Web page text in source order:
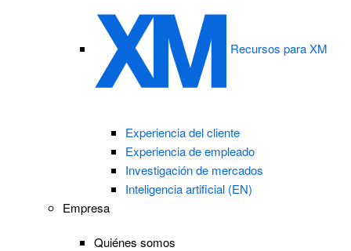
Recursos para XM
Experiencia del cliente
Experiencia de empleado
Investigación de mercados
Inteligencia artificial (EN)
Empresa
Quiénes somos